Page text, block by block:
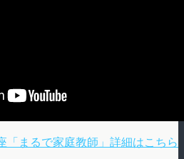
「まるで家庭教師」詳細はこちら